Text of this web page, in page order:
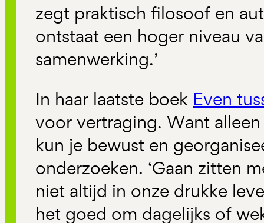
zegt praktisch filosoof en
ontstaat een hoger niveau
samenwerking.’
In haar laatste boek Even
voor vertraging. Want
kun je bewust en
onderzoeken. ‘Gaan zitten
niet altijd in onze drukke
het goed om dagelijks of